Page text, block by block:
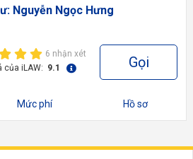
Nguyễn Ngọc Hưng
6 nhận xét
của iLAW: 9.1 Gọi
Mức phí Hồ sơ